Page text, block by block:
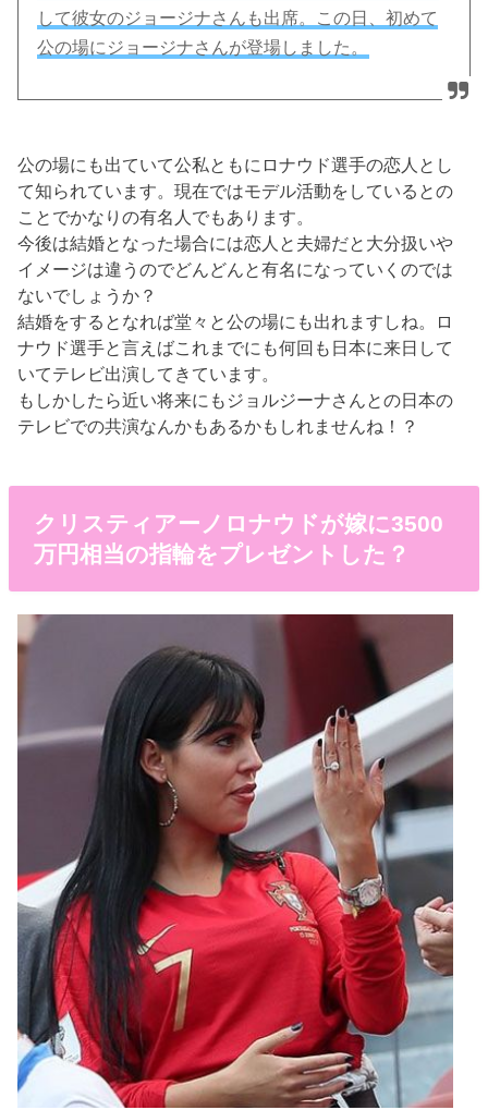
して彼女のジョージナさんも出席。この日、初めて
公の場にジョージナさんが登場しました。
公の場にも出ていて公私ともにロナウド選手の恋人とし
て知られています。現在ではモデル活動をしているとの
ことでかなりの有名人でもあります。
今後は結婚となった場合には恋人と夫婦だと大分扱いや
イメージは違うのでどんどんと有名になっていくのでは
ないでしょうか？
結婚をするとなれば堂々と公の場にも出れますしね。ロ
ナウド選手と言えばこれまでにも何回も日本に来日して
いてテレビ出演してきています。
もしかしたら近い将来にもジョルジーナさんとの日本の
テレビでの共演なんかもあるかもしれませんね！？
クリスティアーノロナウドが嫁に3500
万円相当の指輪をプレゼントした？